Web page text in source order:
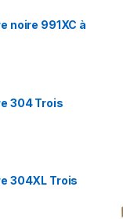
noire 991XC à
304 Trois
304XL Trois